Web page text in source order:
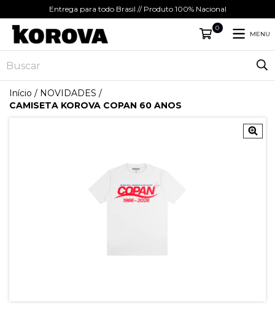
Entrega para todo Brasil // Produto 100% Nacional
0
MENU
Início / NOVIDADES /
CAMISETA KOROVA COPAN 60 ANOS